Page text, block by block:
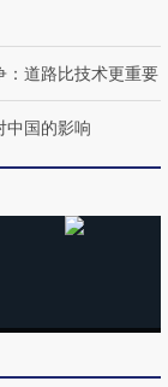
：道路比技术更重要
中国的影响